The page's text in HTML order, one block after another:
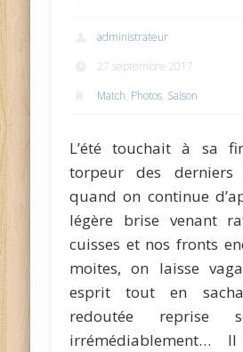
administrateur
27 septembre 2017
Match, Photos, Saison
L’été touchait à sa
torpeur des derniers
quand on continue
légère brise venant
cuisses et nos fronts
moites, on laisse
esprit tout en
redoutée reprise
irrémédiablement…